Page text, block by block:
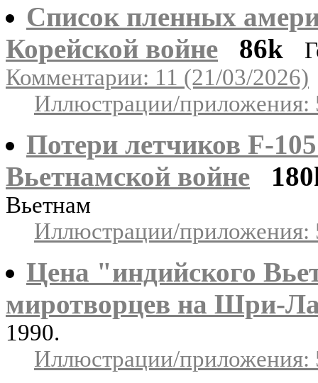
Список пленных
Корейской войне
86k
Комментарии: 11 (21/03/2026)
Иллюстрации/приложения:
Потери летчиков F-
Вьетнамской войне
Вьетнам
Иллюстрации/приложения:
Цена "индийского
миротворцев на Шри-
1990.
Иллюстрации/приложения: